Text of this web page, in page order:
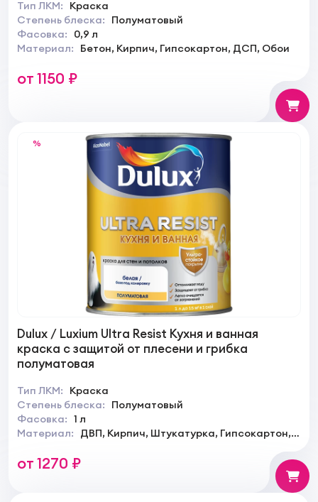
Тип ЛКМ:
Краска
Степень блеска:
Полуматовый
Фасовка:
0,9 л
Материал:
Бетон, Кирпич, Гипсокартон, ДСП, Обои
от 1150 ₽
%
Dulux / Luxium Ultra Resist Кухня и ванная
краска с защитой от плесени и грибка
полуматовая
Тип ЛКМ:
Краска
Степень блеска:
Полуматовый
Фасовка: 1 л
Материал:
от 1270 ₽